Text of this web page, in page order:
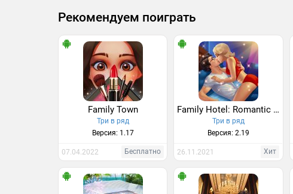
Рекомендуем поиграть
Family Town
Три в ряд
Версия: 1.17
07.04.2022 Бесплатно
Family Hotel: Romantic story decoration match 3
Три в ряд
Версия: 2.19
26.11.2021 Хит